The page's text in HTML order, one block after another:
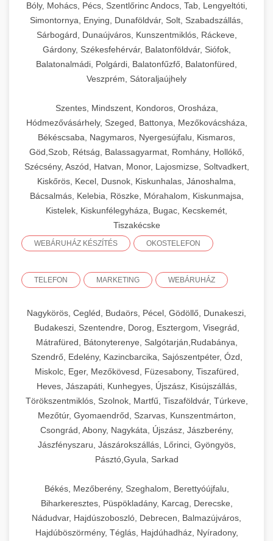
Bóly, Mohács, Pécs, Szentlőrinc Andocs, Tab, Lengyeltóti,
Simontornya, Enying, Dunaföldvár, Solt, Szabadszállás,
Sárbogárd, Dunaújváros, Kunszentmiklós, Ráckeve,
Gárdony, Székesfehérvár, Balatonföldvár, Siófok,
Balatonalmádi, Polgárdi, Balatonfűzfő, Balatonfüred,
Veszprém, Sátoraljaújhely
Szentes, Mindszent, Kondoros, Orosháza,
Hódmezővásárhely, Szeged, Battonya, Mezőkovácsháza,
Békéscsaba, Nagymaros, Nyergesújfalu, Kismaros,
Göd,Szob, Rétság, Balassagyarmat, Romhány, Hollókő,
Szécsény, Aszód, Hatvan, Monor, Lajosmizse, Soltvadkert,
Kiskőrös, Kecel, Dusnok, Kiskunhalas, Jánoshalma,
Bácsalmás, Kelebia, Röszke, Mórahalom, Kiskunmajsa,
Kistelek, Kiskunfélegyháza, Bugac, Kecskemét,
Tiszakécske
WEBÁRUHÁZ KÉSZÍTÉS OKOSTELEFON
TELEFON MARKETING WEBÁRUHÁZ
Nagykörös, Cegléd, Budaörs, Pécel, Gödöllő, Dunakeszi,
Budakeszi, Szentendre, Dorog, Esztergom, Visegrád,
Mátrafüred, Bátonyterenye, Salgótarján,Rudabánya,
Szendrő, Edelény, Kazincbarcika, Sajószentpéter, Ózd,
Miskolc, Eger, Mezőkövesd, Füzesabony, Tiszafüred,
Heves, Jászapáti, Kunhegyes, Újszász, Kisújszállás,
Törökszentmiklós, Szolnok, Martfű, Tiszaföldvár, Túrkeve,
Mezőtúr, Gyomaendrőd, Szarvas, Kunszentmárton,
Csongrád, Abony, Nagykáta, Újszász, Jászberény,
Jászfényszaru, Jászárokszállás, Lőrinci, Gyöngyös,
Pásztó,Gyula, Sarkad
Békés, Mezőberény, Szeghalom, Berettyóújfalu,
Biharkeresztes, Püspökladány, Karcag, Derecske,
Nádudvar, Hajdúszoboszló, Debrecen, Balmazújváros,
Hajdúböszörmény, Téglás, Hajdúhadház, Nyíradony,